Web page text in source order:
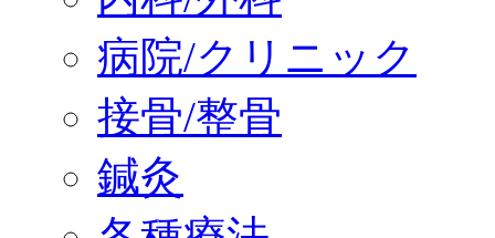
病院/クリニック
接骨/整骨
鍼灸